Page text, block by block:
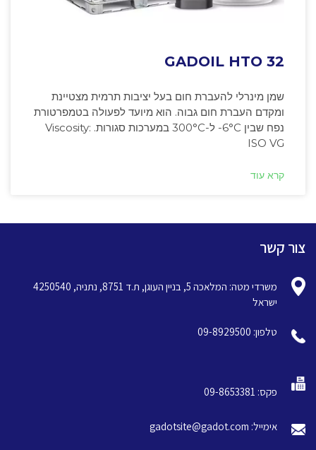
GADOIL HTO 32
שמן מינרלי להעברת חום בעל יציבות תרמית מצטיינת
ומקדם העברת חום גבוה. הוא מיועד לפעולה בטמפרטורת
נפח שבין ‎-6°C ל-300°C במערכות סגורות. Viscosity:
ISO VG
קרא עוד
צור קשר
משרדי מטה: המלאכה 5, בניין העוגן, ת.ד 8751, נתניה, 4250540
ישראל
טלפון: 09-8929500
פקס: 09-8653381
אימייל: gadotsite@gadot.com